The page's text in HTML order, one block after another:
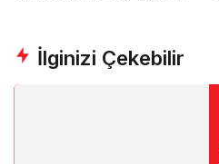
İlginizi Çekebilir